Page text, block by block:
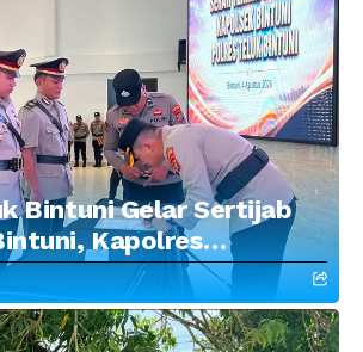
Bintuni Gelar Sertijab
Kapolres
dan